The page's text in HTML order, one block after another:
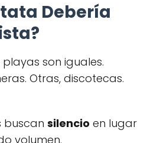
Debería
son iguales.
Otras, discotecas.
buscan silencio en lugar
volumen.